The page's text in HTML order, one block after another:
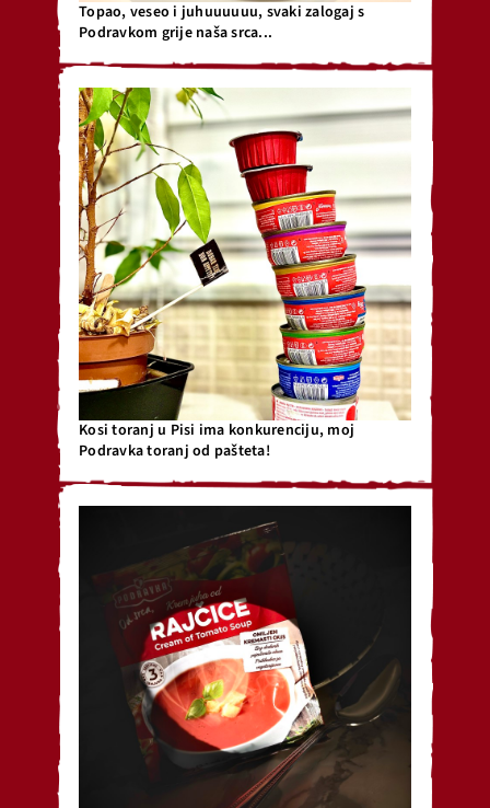
Topao, veseo i juhuuuuuu, svaki zalogaj s
Podravkom grije naša srca...
Kosi toranj u Pisi ima konkurenciju, moj
Podravka toranj od pašteta!